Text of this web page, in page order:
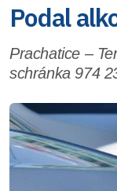
Podal
Prachatice –
schránka 974